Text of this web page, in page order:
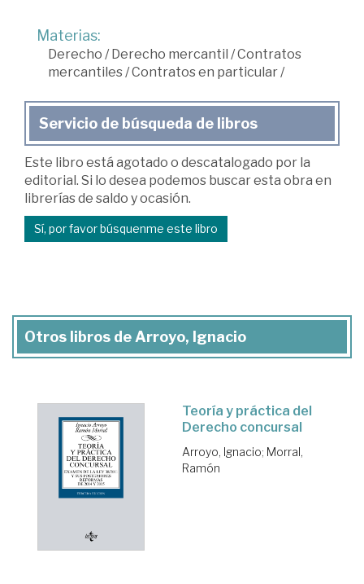
Materias:
Derecho /Derecho mercantil /Contratos
mercantiles/Contratos en particular/
Servicio de búsqueda de libros
Este libro está agotado o descatalogado por la
editorial. Si lo desea podemos buscar esta obra en
librerías de saldo y ocasión.
Sí, por favor búsquenme este libro
Otros libros de Arroyo, Ignacio
Teoría y práctica del
Derecho concursal
Arroyo, Ignacio; Morral,
Ramón